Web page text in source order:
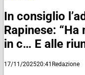
In consiglio
Rapinese:
in c… E alle
17/11/202520:41 Redazione